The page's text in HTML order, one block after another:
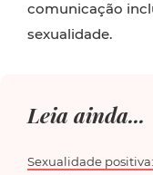
comunicação
sexualidade.
Leia ainda...
Sexualidade positiva: